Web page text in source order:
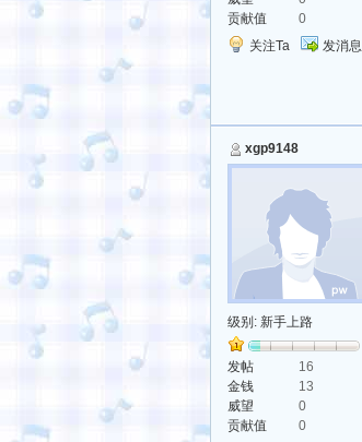
贡献值
0
关注Ta
发消息
xgp9148
级别: 新手上路
发帖
16
金钱
13
威望
0
贡献值
0